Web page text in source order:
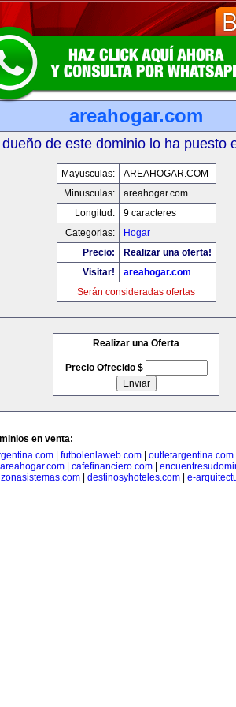
areahogar.com
dueño de este dominio lo ha puesto
Mayusculas:
AREAHOGAR.COM
Minusculas:
areahogar.com
Longitud:
9 caracteres
Categorias:
Hogar
Precio:
Realizar una oferta!
Visitar!
areahogar.com
Serán consideradas ofertas
Realizar una Oferta
Precio Ofrecido $
en venta:
| futbolenlaweb.com| outletargentina.com|
areahogar.com| cafefinanciero.com|
zonasistemas.com| destinosyhoteles.com| e-